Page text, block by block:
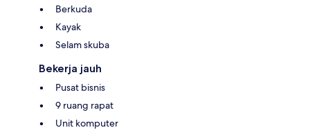
Berkuda
Kayak
Selam skuba
Bekerja jauh
Pusat bisnis
9 ruang rapat
Unit komputer